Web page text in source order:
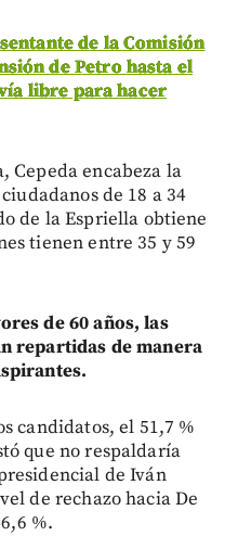
de la Comisión
de Petro hasta el
libre para hacer
Cepeda encabeza la
de 18 a 34
de la Espriella obtiene
tienen entre 35 y 59
de 60 años, las
repartidas de manera
candidatos, el 51,7 %
que no respaldaría
de Iván
de rechazo hacia De
%.